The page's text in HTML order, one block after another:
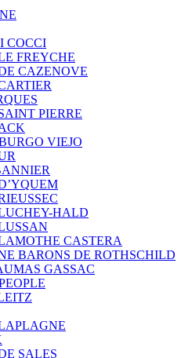
COCCI
FREYCHE
CAZENOVE
PIERRE
VIEJO
HALD
CASTERA
BARONS DE ROTHSCHILD
GASSAC
SALES